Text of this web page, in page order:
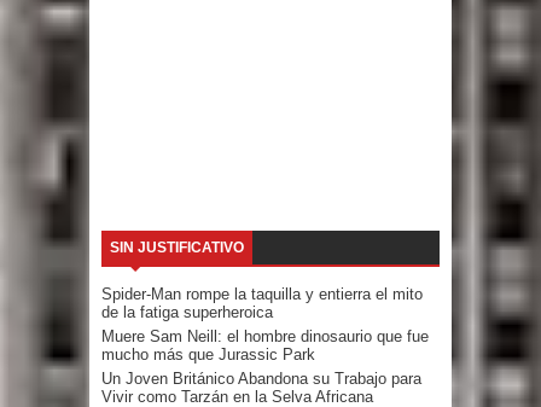
SIN JUSTIFICATIVO
Spider-Man rompe la taquilla y entierra el mito
de la fatiga superheroica
Muere Sam Neill: el hombre dinosaurio que fue
mucho más que Jurassic Park
Un Joven Británico Abandona su Trabajo para
Vivir como Tarzán en la Selva Africana